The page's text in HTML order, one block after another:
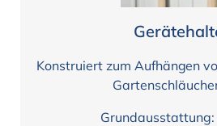
Konstruiert zum Aufhängen
Grundausstattung: